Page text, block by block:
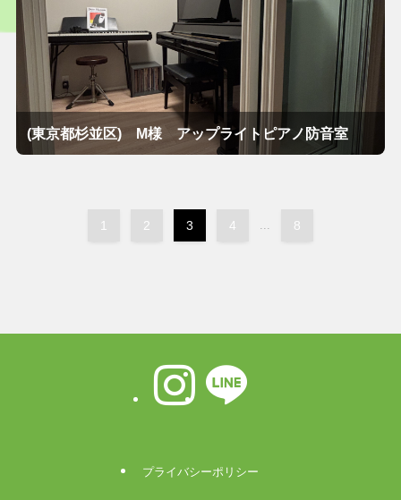
(東京都杉並区) M様 アップライトピアノ防音室
1 2 3 4 ... 8
プライバシーポリシー